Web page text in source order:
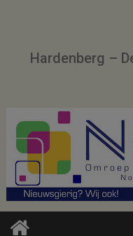
Hardenberg –